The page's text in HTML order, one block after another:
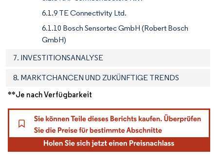
6.1.9 TE Connectivity Ltd.
6.1.10 Bosch Sensortec GmbH (Robert Bosch
GmbH)
7. INVESTITIONSANALYSE
8. MARKTCHANCEN UND ZUKÜNFTIGE TRENDS
**Je nach Verfügbarkeit